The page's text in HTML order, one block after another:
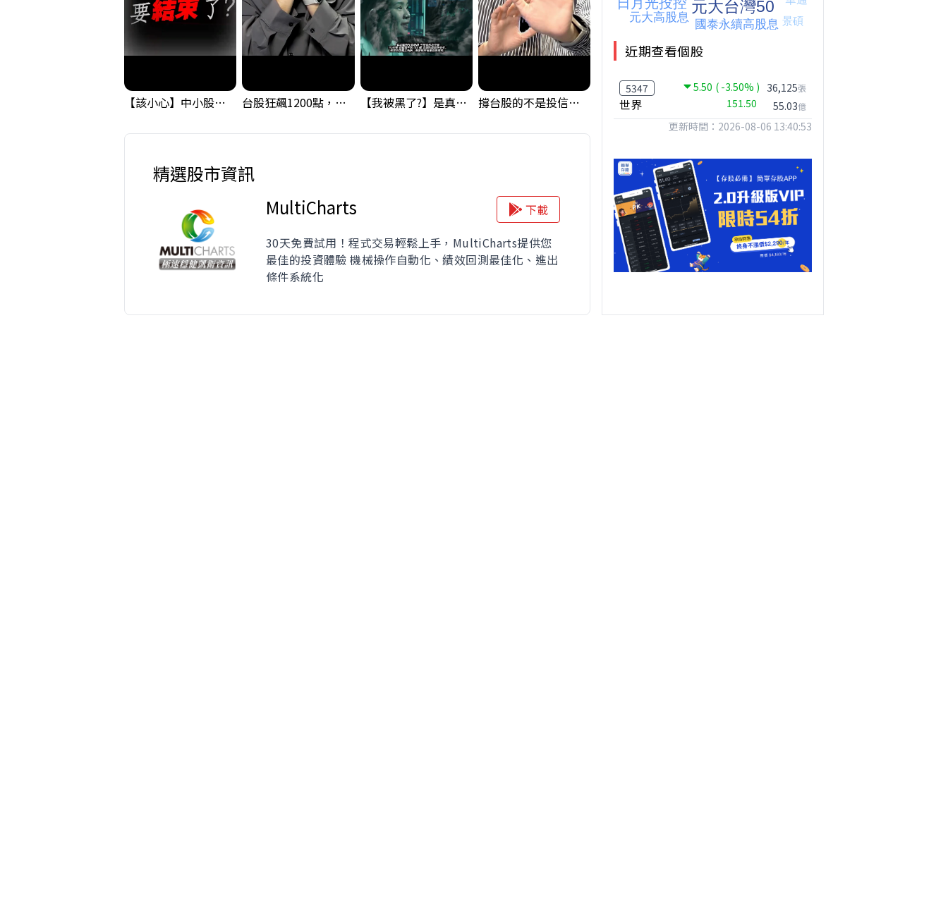
【該小心】中小股派對結束 ? 關鍵訊號都指向... 台股狂飆1200點，但還有兩關沒過｜Mr.Jimmy高志銘 #台股 #期貨 #加權指數 【我被黑了?】是真的聽不懂嗎...還是... #股票分析 #因果分析 撐台股的不是投信，是買ETF的你自己｜Mr.Jimmy高志銘 #ETF #投信買超 #台股 台股何時會出現真正的大反彈?｜Mr.Jimmy高志銘 #李永年 #台股
精選股市資訊
MultiCharts
下載
30天免費試用！程式交易輕鬆上手，MultiCharts提供您
最佳的投資體驗 機械操作自動化、績效回測最佳化、進出
條件系統化
近期查看個股
5347 5.50 ( -3.50% )
世界 151.50
36,125張
55.03億
更新時間：2026-08-06 13:40:53